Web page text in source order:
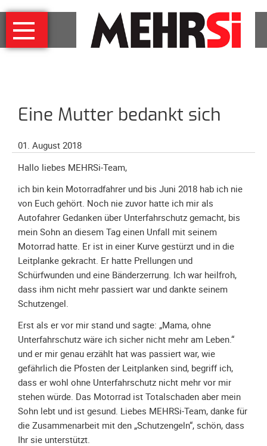
Navigation
überspringen
MEHRSi
Wer
Interview
und
Unterstützen
Spendenkonto
Förderer
werden
Fördererdaten
ändern
Gewerbliche
Förderer
Flyer
+
Infokarte
Achte
Eine Mutter bedankt sich
01. August 2018
Hallo liebes MEHRSi-Team,
ich bin kein Motorradfahrer und bis Juni 2018 hab ich nie
von Euch gehört. Noch nie zuvor hatte ich mir als
Autofahrer Gedanken über Unterfahrschutz gemacht, bis
mein Sohn an diesem Tag einen Unfall mit seinem
Motorrad hatte. Er ist in einer Kurve gestürzt und in die
Leitplanke gekracht. Er hatte Prellungen und
Schürfwunden und eine Bänderzerrung. Ich war heilfroh,
dass ihm nicht mehr passiert war und dankte seinem
Schutzengel.
Erst als er vor mir stand und sagte: „Mama, ohne
Unterfahrschutz wäre ich sicher nicht mehr am Leben.“
und er mir genau erzählt hat was passiert war, wie
gefährlich die Pfosten der Leitplanken sind, begriff ich,
dass er wohl ohne Unterfahrschutz nicht mehr vor mir
stehen würde. Das Motorrad ist Totalschaden aber mein
Sohn lebt und ist gesund. Liebes MEHRSi-Team, danke für
die Zusammenarbeit mit den „Schutzengeln“, schön, dass
Ihr sie unterstützt.